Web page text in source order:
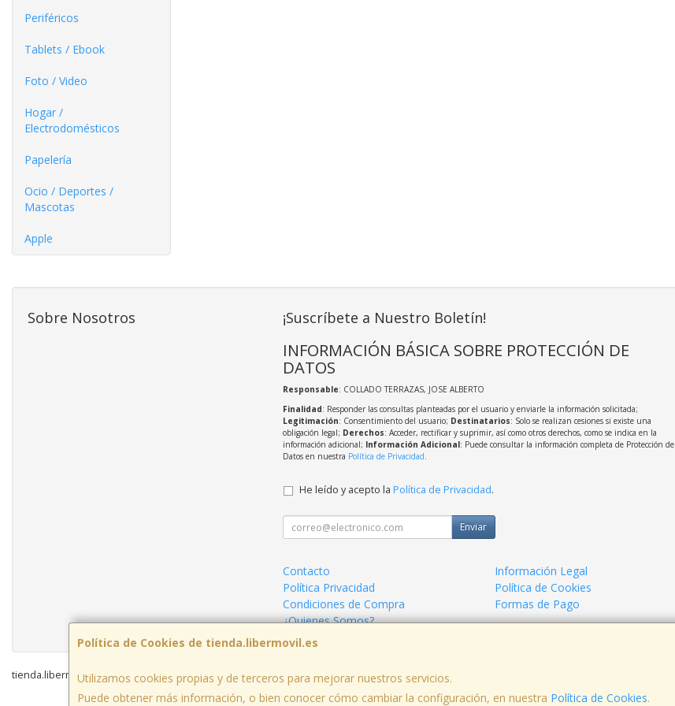
Periféricos
Tablets / Ebook
Foto / Video
Hogar /
Electrodomésticos
Papelería
Ocio / Deportes /
Mascotas
Apple
Política de Cookies de tienda.libermovil.es
Utilizamos cookies propias y de terceros para mejorar nuestros servicios.
Puede obtener más información, o bien conocer cómo cambiar la configuración, en nuestra Política de Cookies.
Sobre Nosotros ¡Suscríbete a Nuestro Boletín!
INFORMACIÓN BÁSICA SOBRE PROTECCIÓN DE
DATOS
Responsable: COLLADO TERRAZAS, JOSE ALBERTO
Finalidad: Responder las consultas planteadas por el usuario y enviarle la información solicitada;
Legitimación: Consentimiento del usuario; Destinatarios: Solo se realizan cesiones si existe una
obligación legal; Derechos: Acceder, rectificar y suprimir, así como otros derechos, como se indica en la
información adicional; Información Adicional: Puede consultar la información completa de Protección de
Datos en nuestra Política de Privacidad.
He leído y acepto la Política de Privacidad.
Enviar
Contacto
Información Legal
Política Privacidad
Política de Cookies
Condiciones de Compra
Formas de Pago
¿Quienes Somos?
tienda.libermovil.es © 2026
, , , , España. - C.I.F.: 44786005Z - Tfno: